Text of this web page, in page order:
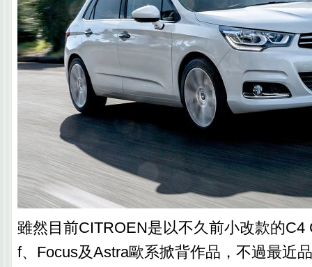
雖然目前CITROEN是以不久前小改款的C4
f、Focus及Astra歐系掀背作品，不過最近